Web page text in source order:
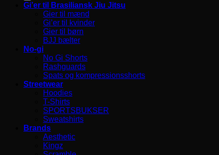
Gi’er til Brasiliansk Jiu Jitsu
Gier til mænd
Gi’er til kvinder
Gier til børn
BJJ bælter
No-gi
No Gi Shorts
Rashguards
Spats og kompressionsshorts
Streetwear
Hoodies
T-Shirts
SPORTSBUKSER
Sweatshirts
Brands
Aesthetic
Kingz